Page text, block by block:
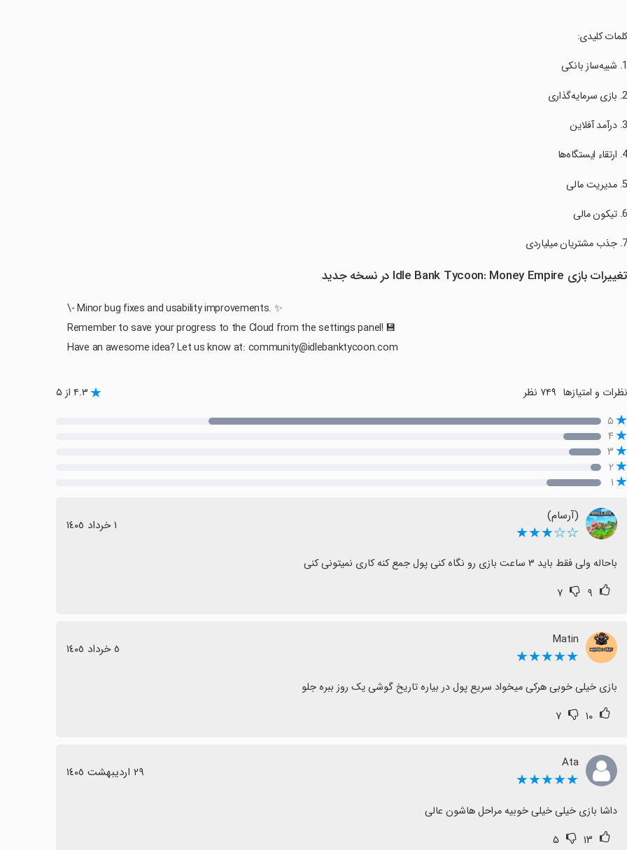
‏کلمات کلیدی:
تغییرات بازی Idle Bank Tycoon: Money Empire در نسخه جدید
\- Minor bug fixes and usability improvements. ✨
Remember to save your progress to the Cloud from the settings panel! 💾
Have an awesome idea? Let us know at: community@idlebanktycoon.com
نظرات و امتیازها ۴.۳ از ۵
۵
۴
۳
۲
۱
(آرسام)
☆☆★★★ ١ خرداد ١٤٠٥
باحاله ولی فقط باید ۳ ساعت بازی رو نگاه کنی پول جمع کنه کاری نمیتونی کنی
۹ ۷
Matin
★★★★★ ٥ خرداد ١٤٠٥
بازی خیلی خوبی هرکی میخواد سریع پول در بیاره تاریخ گوشی یک روز ببره جلو
۱۰ ۷
Ata
★★★★★ ٢٩ اردیبهشت ١٤٠٥
داشا بازی خیلی خیلی خوبیه مراحل هاشون عالی
۱۳ ۵